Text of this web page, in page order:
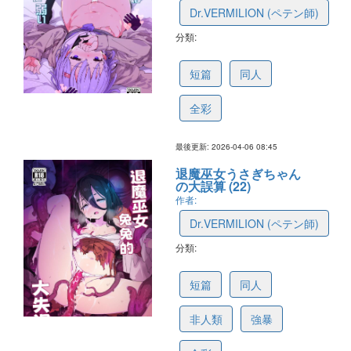
Dr.VERMILION (ペテン師)
分類:
短篇 同人
全彩
最後更新: 2026-04-06 08:45
退魔巫女うさぎちゃん
の大誤算 (22)
作者:
Dr.VERMILION (ペテン師)
分類:
短篇 同人
非人類 強暴